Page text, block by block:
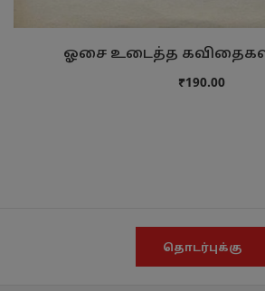
ஓசை உடைத்த
₹190.00
தொடர்புக்கு